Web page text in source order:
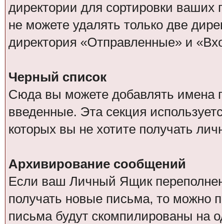
директории для сортировки ваших
не можете удалять только две
директория «Отправленные» и
Черный список
Сюда вы можете добавлять имена
введенные. Эта секция
которых вы не хотите получать
Архивирование сообщений
Если ваш Личный Ящик
получать новые письма, то можно
письма будут скомпилированы на